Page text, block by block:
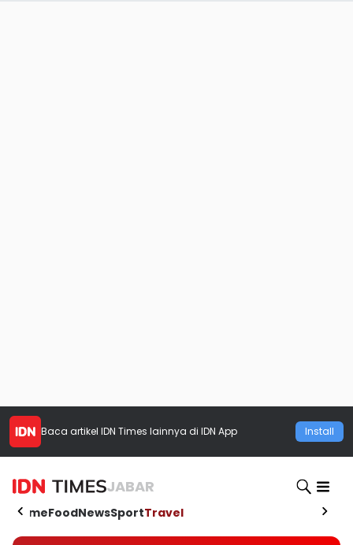
Baca artikel IDN Times lainnya di IDN App Install
JABAR
HomeFoodNewsSportTravel